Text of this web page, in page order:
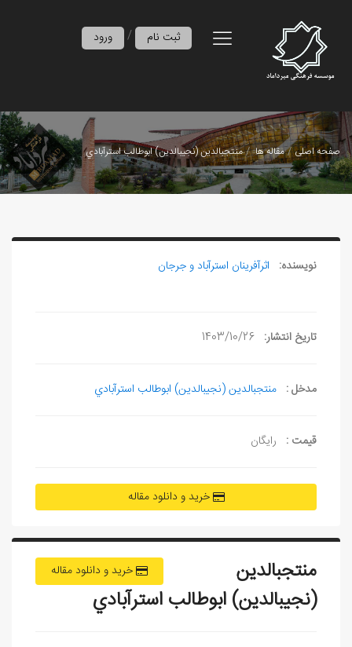
ورود / ثبت نام
صفحه اصلی مقاله ها منتجب‎الدين (نجيب‎الدين) ابوطالب استرآبادي
نویسنده: اثرآفرينان استرآباد و جرجان
تاریخ انتشار: 1403/10/26
مدخل : منتجب‎الدين (نجيب‎الدين) ابوطالب استرآبادي
قیمت : رایگان
خرید و دانلود مقاله
خرید و دانلود مقاله
منتجب‎الدين
(نجيب‎الدين) ابوطالب استرآبادي